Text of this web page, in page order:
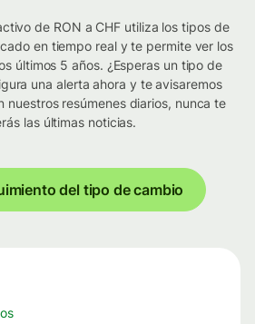
de RON a CHF utiliza los tipos de
en tiempo real y te permite ver los
últimos 5 años. ¿Esperas un tipo de
una alerta ahora y te avisaremos
nuestros resúmenes diarios, nunca te
las últimas noticias.
del tipo de cambio